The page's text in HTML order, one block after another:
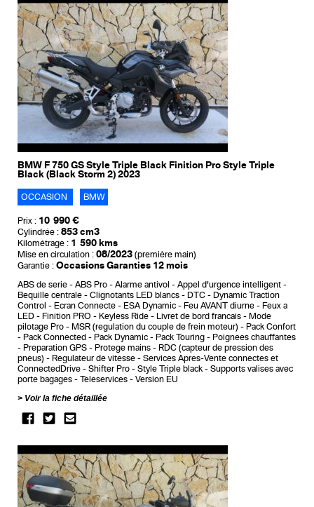
BMW F 750 GS Style Triple Black Finition Pro Style Triple
Black (Black Storm 2) 2023
OCCASION BMW
Prix : 10 990 €
Cylindrée : 853 cm3
Kilométrage : 1 590 kms
Mise en circulation : 08/2023 (première main)
Garantie : Occasions Garanties 12 mois
ABS de serie ABS Pro Alarme antivol
Appel d'urgence intelligent
Bequille centrale
Clignotants LED blancs
DTC - Dynamic Traction
Control
Ecran Connecte ESA Dynamic Feu AVANT diurne
Feux a
LED
Finition PRO Keyless Ride Livret de bord francais
Mode
pilotage Pro
MSR (regulation du couple de frein moteur)
Pack Confort
Pack Connected
Pack Dynamic Pack Touring
Poignees chauffantes
Preparation GPS
Protege mains
RDC (capteur de pression des
pneus)
Regulateur de vitesse
Services Apres-Vente connectes et
ConnectedDrive
Shifter Pro Style Triple black
Supports valises avec
porte bagages
Teleservices
Version EU
Voir la fiche détaillée